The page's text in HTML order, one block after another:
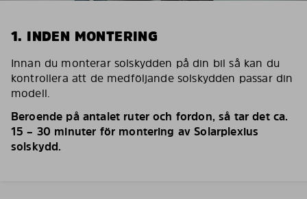
1. INDEN MONTERING
Innan du monterar solskydden på din bil så kan du
kontrollera att de medföljande solskydden passar din
modell.
Beroende på antalet ruter och fordon, så tar det ca.
15 – 30 minuter för montering av Solarplexius
solskydd.